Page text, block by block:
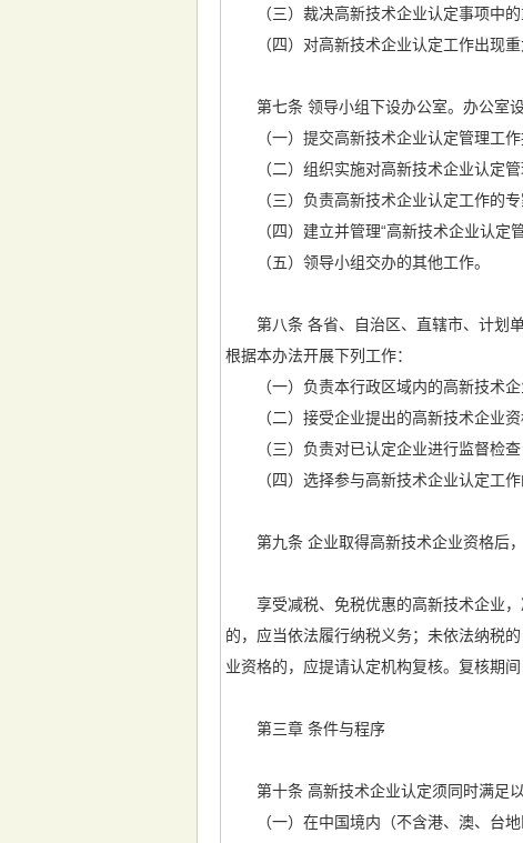
（三）裁决高新技术企业认定事项中的
（四）对高新技术企业认定工作出现重
第七条 领导小组下设办公室。办公室设
（一）提交高新技术企业认定管理工作
（二）组织实施对高新技术企业认定管
（三）负责高新技术企业认定工作的专
（四）建立并管理“高新技术企业认定管
（五）领导小组交办的其他工作。
第八条 各省、自治区、直辖市、计划单
根据本办法开展下列工作：
（一）负责本行政区域内的高新技术企
（二）接受企业提出的高新技术企业资
（三）负责对已认定企业进行监督检查
（四）选择参与高新技术企业认定工作
第九条 企业取得高新技术企业资格后，
享受减税、免税优惠的高新技术企业，
的，应当依法履行纳税义务；未依法纳税
业资格的，应提请认定机构复核。复核期
第三章 条件与程序
第十条 高新技术企业认定须同时满足以
（一）在中国境内（不含港、澳、台地